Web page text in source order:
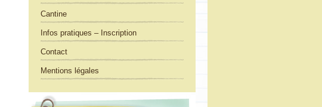
Cantine
Infos pratiques – Inscription
Contact
Mentions légales